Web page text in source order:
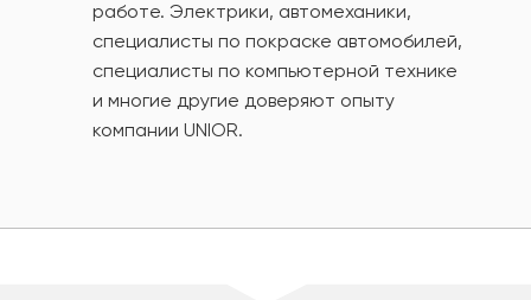
работе. Электрики, автомеханики,
специалисты по покраске автомобилей,
специалисты по компьютерной технике
и многие другие доверяют опыту
компании UNIOR.